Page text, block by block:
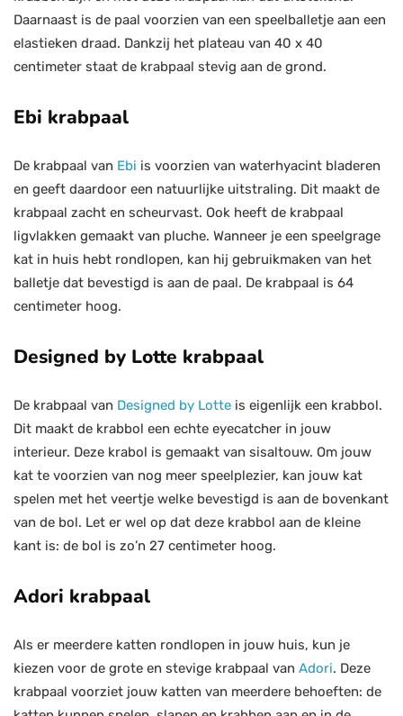
Daarnaast is de paal voorzien van een speelballetje aan een
elastieken draad. Dankzij het plateau van 40 x 40
centimeter staat de krabpaal stevig aan de grond.
Ebi krabpaal
De krabpaal van Ebi is voorzien van waterhyacint bladeren
en geeft daardoor een natuurlijke uitstraling. Dit maakt de
krabpaal zacht en scheurvast. Ook heeft de krabpaal
ligvlakken gemaakt van pluche. Wanneer je een speelgrage
kat in huis hebt rondlopen, kan hij gebruikmaken van het
balletje dat bevestigd is aan de paal. De krabpaal is 64
centimeter hoog.
Designed by Lotte krabpaal
De krabpaal van Designed by Lotte is eigenlijk een krabbol.
Dit maakt de krabbol een echte eyecatcher in jouw
interieur. Deze krabol is gemaakt van sisaltouw. Om jouw
kat te voorzien van nog meer speelplezier, kan jouw kat
spelen met het veertje welke bevestigd is aan de bovenkant
van de bol. Let er wel op dat deze krabbol aan de kleine
kant is: de bol is zo’n 27 centimeter hoog.
Adori krabpaal
Als er meerdere katten rondlopen in jouw huis, kun je
kiezen voor de grote en stevige krabpaal van Adori. Deze
krabpaal voorziet jouw katten van meerdere behoeften: de